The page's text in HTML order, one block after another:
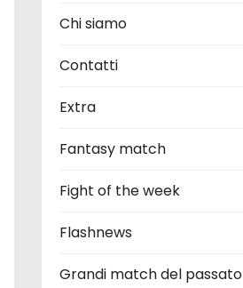
Chi siamo
Contatti
Extra
Fantasy match
Fight of the week
Flashnews
Grandi match del passato